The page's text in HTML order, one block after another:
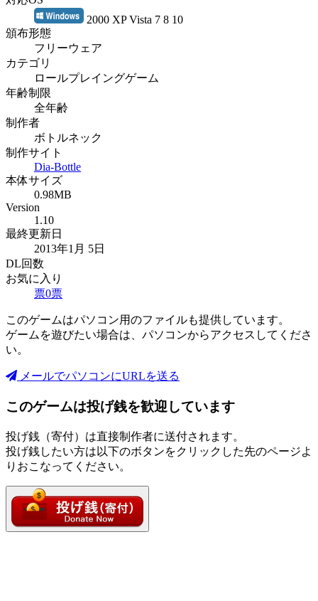
2000 XP Vista 7 8 10
頒布形態
フリーウェア
カテゴリ
ロールプレイングゲーム
年齢制限
全年齢
制作者
ボトルネック
制作サイト
Dia-Bottle
本体サイズ
0.98MB
Version
1.10
最終更新日
2013年1月 5日
DL回数
お気に入り
票0票
このゲームはパソコン用のファイルも提供しています。
ゲームを遊びたい場合は、パソコンからアクセスしてくださ
い。
メールでパソコンにURLを送る
このゲームは投げ銭を歓迎しています
投げ銭（寄付）は直接制作者に送付されます。
投げ銭したい方は以下のボタンをクリックした先のページよ
りおこなってください。